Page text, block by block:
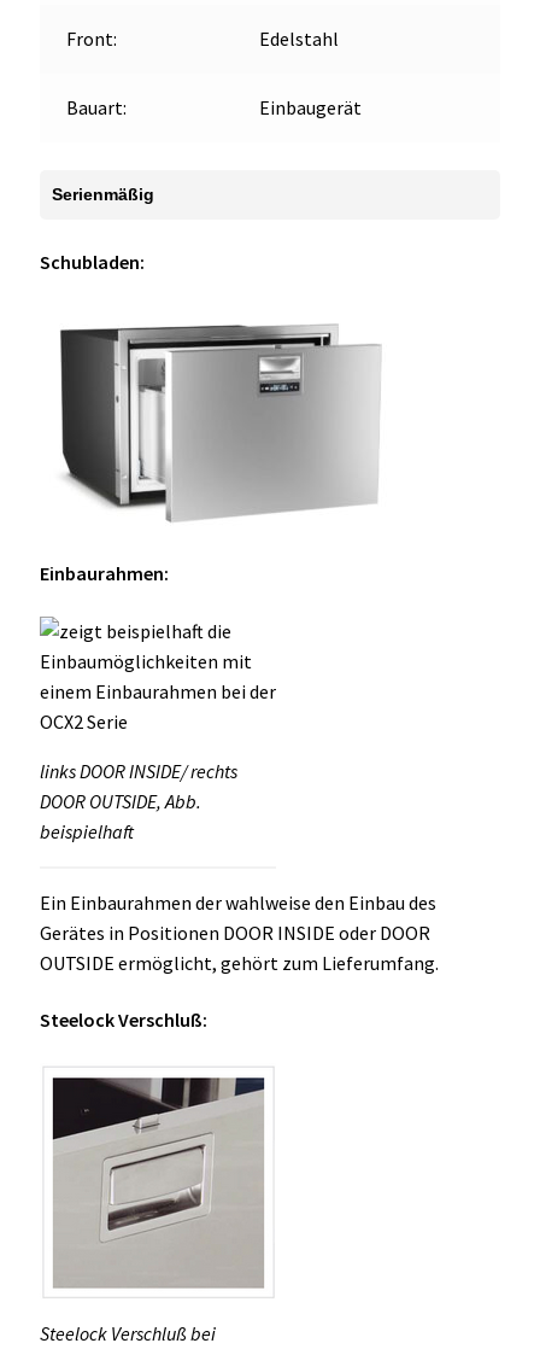
Front: Edelstahl
Bauart: Einbaugerät
Serienmäßig
Schubladen:
Einbaurahmen:
links DOOR INSIDE/ rechts
DOOR OUTSIDE, Abb.
beispielhaft
Ein Einbaurahmen der wahlweise den Einbau des
Gerätes in Positionen DOOR INSIDE oder DOOR
OUTSIDE ermöglicht, gehört zum Lieferumfang.
Steelock Verschluß:
Steelock Verschluß bei